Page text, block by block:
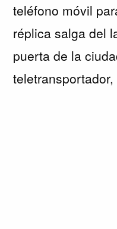
teléfono móvil
réplica salga del
puerta de la